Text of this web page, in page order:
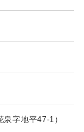
字地平47-1）